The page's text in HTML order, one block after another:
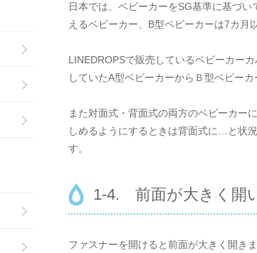
日本では、ベビーカーをSG基準に基づ
えるベビーカー、B型ベビーカーは7カ月
LINEDROPSで販売しているベビーカー
していたA型ベビーカーからＢ型ベビー
また対面式・背面式の両方のベビーカー
しめるようにするときは背面式に…と状
す。
1-4. 前面が大きく開
ファスナーを開けると前面が大きく開き